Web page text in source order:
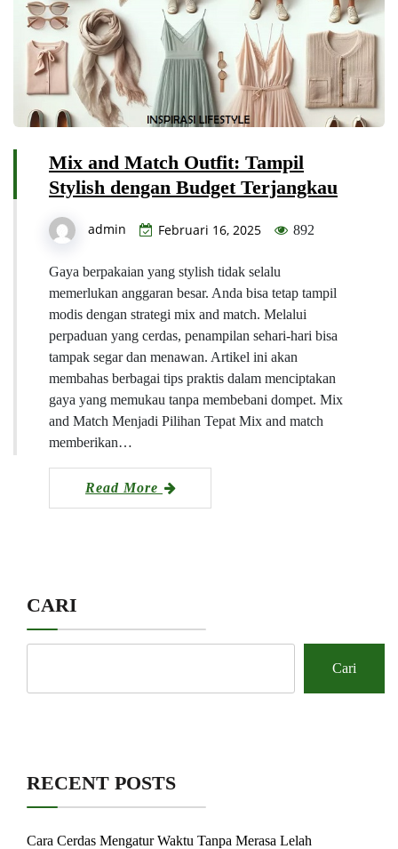
Mix and Match Outfit: Tampil
Stylish dengan Budget Terjangkau
admin Februari 16, 2025 892
Gaya berpakaian yang stylish tidak selalu
memerlukan anggaran besar. Anda bisa tetap tampil
modis dengan strategi mix and match. Melalui
perpaduan yang cerdas, penampilan sehari-hari bisa
tampak segar dan menawan. Artikel ini akan
membahas berbagai tips praktis dalam menciptakan
gaya yang memukau tanpa membebani dompet. Mix
and Match Menjadi Pilihan Tepat Mix and match
memberikan…
Read More
CARI
Cari
RECENT POSTS
Cara Cerdas Mengatur Waktu Tanpa Merasa Lelah